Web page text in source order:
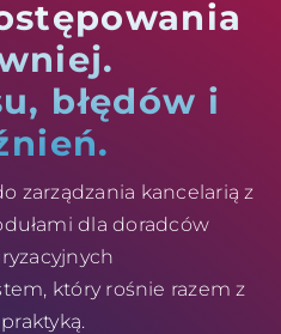
błędów i
zarządzania kancelarią z
dla doradców
który rośnie razem z